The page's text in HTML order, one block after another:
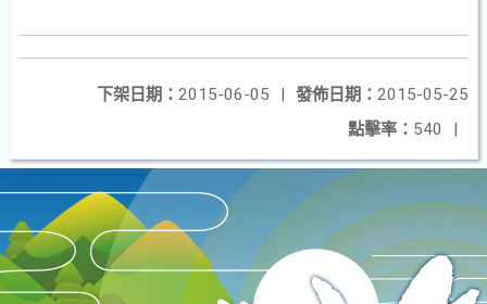
發佈日期： 2015-05-25
下架日期： 2015-06-05
|
點擊率： 540 |